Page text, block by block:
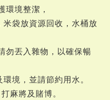
境整潔，
袋放資源回收，水桶放
勿丟入雜物，以確保暢
境，並請節約用水。
麻將及賭博。